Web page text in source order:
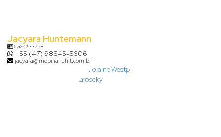
Jacyara Huntemann
CRECI33758
+55 (47) 98845-8606
jacyara@imobiliariahit.com.br